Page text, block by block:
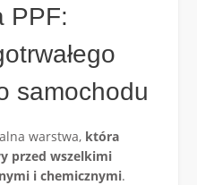
PPF:
samochodu
warstwa, która
przed wszelkimi
i chemicznymi.